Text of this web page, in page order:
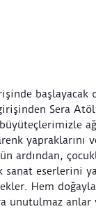
başlayacak
Sera
yapraklarını
ardından,
eserlerini
Hem
unutulmaz anlar